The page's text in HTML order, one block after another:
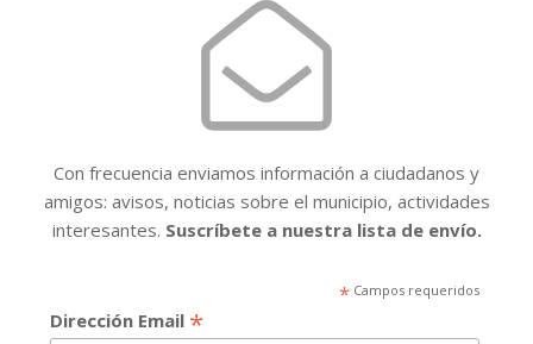
Con frecuencia enviamos información a ciudadanos y
amigos: avisos, noticias sobre el municipio, actividades
interesantes. Suscríbete a nuestra lista de envío.
*Campos requeridos
Dirección Email *